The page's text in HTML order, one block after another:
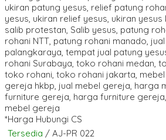
*Harga Hubungi CS
Tersedia / AJ-PR 022